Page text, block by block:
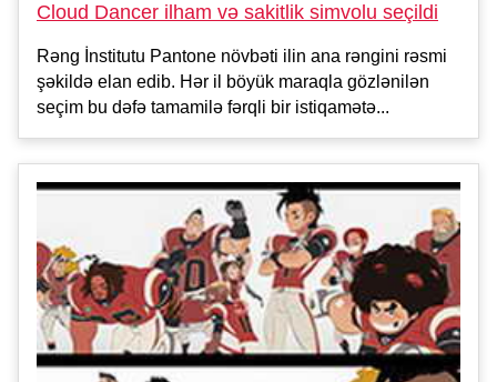
Cloud Dancer ilham və sakitlik simvolu seçildi
Rəng İnstitutu Pantone növbəti ilin ana rəngini rəsmi
şəkildə elan edib. Hər il böyük maraqla gözlənilən
seçim bu dəfə tamamilə fərqli bir istiqamətə...